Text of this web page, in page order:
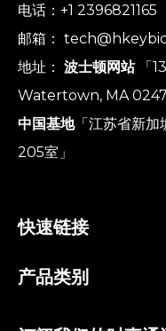
电话：+1 2396821165
邮箱：
地址： 波士顿网站「
Watertown, MA
中国基地「江苏省新加
205室」
快速链接
产品类别